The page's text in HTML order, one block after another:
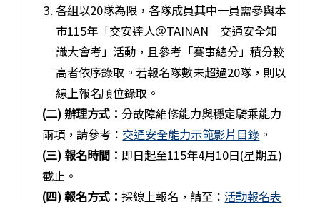
各組以20隊為限，各隊成員其中一員需參與本
市115年「交安達人＠TAINAN─交通安全知
識大會考」活動，且參考「賽事總分」積分較
高者依序錄取。若報名隊數未超過20隊，則以
線上報名順位錄取。
(二) 辦理方式：分故障維修能力與穩定騎乘能力
兩項，請參考： 交通安全能力示範影片目錄 。
(三) 報名時間： 即日起至115年4月10日(星期五)
截止。
(四) 報名方式：採線上報名，請至：活動報名表